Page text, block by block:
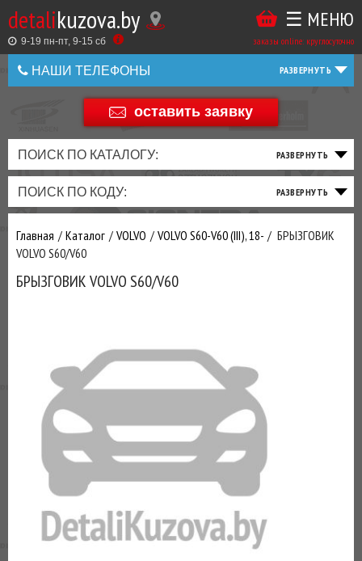
detalikuzova.by
9-19 пн-пт, 9-15 cб заказы online: круглосуточно
☰ МЕНЮ
НАШИ ТЕЛЕФОНЫ
+375 44 586 05 44
оставить заявку
ПОИСК ПО КАТАЛОГУ:
ПОИСК ПО КОДУ:
Главная Каталог VOLVO VOLVO S60-V60 (III), 18-
БРЫЗГОВИК
VOLVO S60/V60
БРЫЗГОВИК VOLVO S60/V60
Оставить
Оценить
товар
Купить
в
1
Беларусь
+375
+375
ТАКЖЕ
ВЫ
МОЖЕТЕ
У
ЗАКАЗАТЬ
ТО
ФИЛЬТРА
ТОРМОЗНАЯ
СИСТЕМА
ПОДВЕСКА
РУЛЕВОЕ
ТРАНСМИССИЯ
ПРИВОД
ДВИГАТЕЛЬ
ВЫХЛОП
ЭЛЕКТРИКА
ОСВЕЩЕНИЕ
ДОБАВИВ
МАСЛАИ ДРУГИЕ